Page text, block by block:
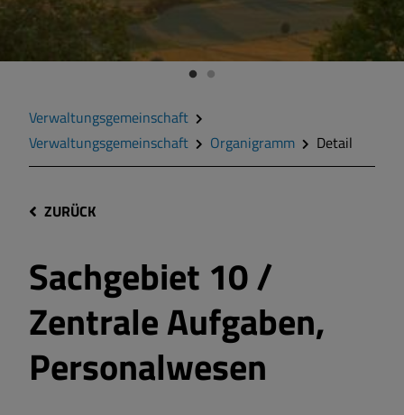
Verwaltungsgemeinschaft
Verwaltungsgemeinschaft
Organigramm Detail
ZURÜCK
Sachgebiet 10 /
Zentrale Aufgaben,
Personalwesen